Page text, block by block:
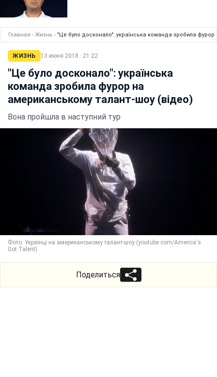
Главная › Жизнь › "Це було досконало": українська команда зробила
ЖИЗНЬ 13 июня 2018 · 21:22
"Це було досконало": українська
команда зробила фурор на
американському талант-шоу (відео)
Вона пройшла в наступний тур
Фото: Українці на американському талант-шоу (youtube.com/America's
Got Talent)
Поделиться